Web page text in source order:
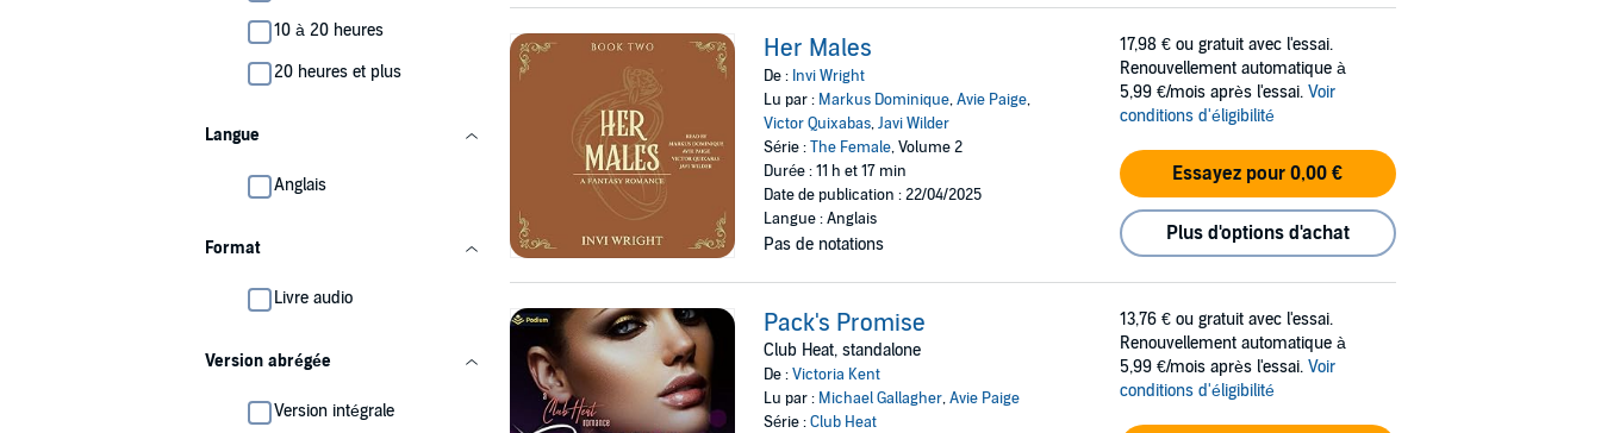
10 à 20 heures
20 heures et plus
Langue
Anglais
Format
Livre audio
Version abrégée
Version intégrale
Her Males
De : Invi Wright
Lu par : Markus Dominique,Avie Paige,
Victor Quixabas,Javi Wilder
Série :The Female, Volume 2
Durée : 11 h et 17 min
Date de publication : 22/04/2025
Langue : Anglais
Pas de notations
17,98 € ou gratuit avec l'essai.
Renouvellement automatique à
5,99 €/mois après l'essai. Voir
conditions d'éligibilité
Essayez pour 0,00 €
Plus d'options d'achat
Pack's Promise
Club Heat, standalone
De :Victoria Kent
Lu par : Michael Gallagher,Avie Paige
Série :Club Heat
13,76 € ou gratuit avec l'essai.
Renouvellement automatique à
5,99 €/mois après l'essai. Voir
conditions d'éligibilité